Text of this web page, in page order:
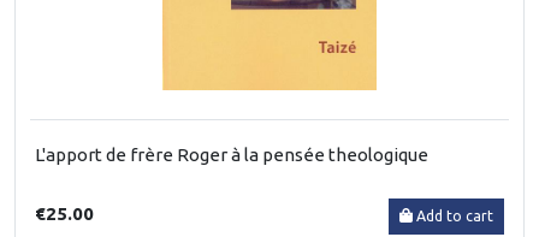
L'apport de frère Roger à la pensée theologique
€25.00 Add to cart